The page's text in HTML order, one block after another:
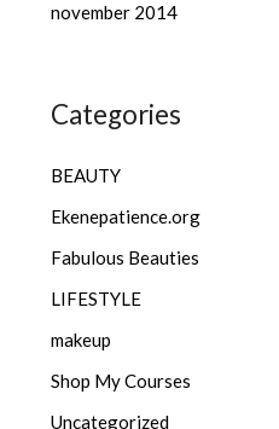
november 2014
Categories
BEAUTY
Ekenepatience.org
Fabulous Beauties
LIFESTYLE
makeup
Shop My Courses
Uncategorized